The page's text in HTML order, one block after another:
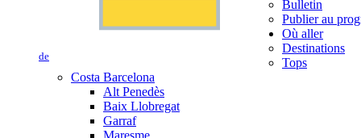
de
Bulletin
Publier au
Où aller
Destinations
Tops
Costa Barcelona
Alt Penedès
Baix Llobregat
Garraf
Maresme